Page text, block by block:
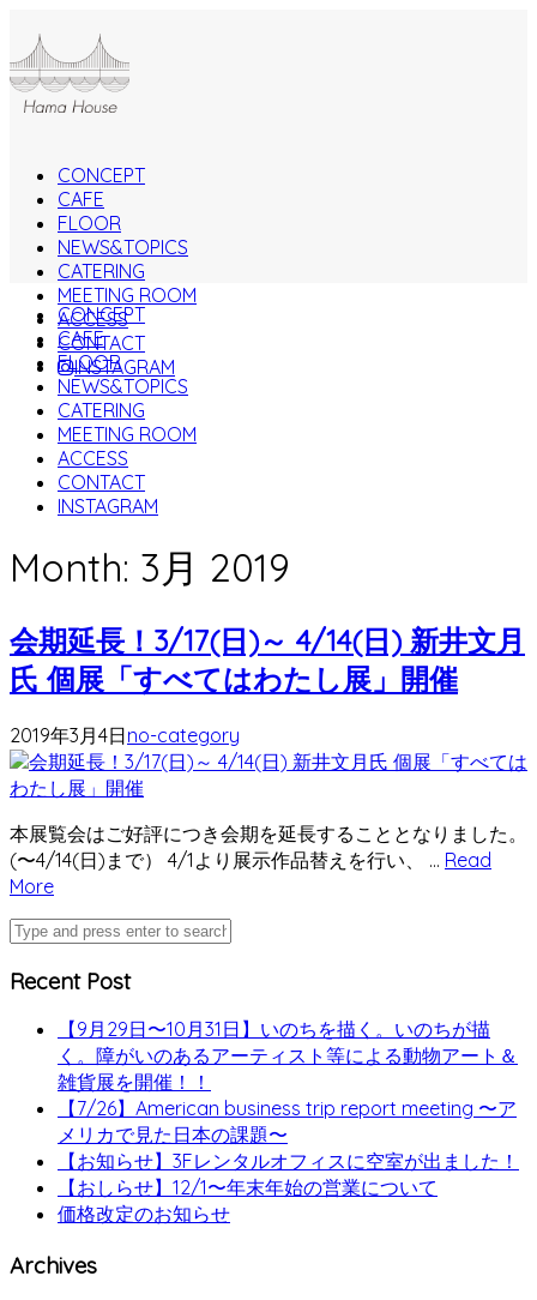
CONCEPT
CAFE
FLOOR
NEWS&TOPICS
CATERING
MEETING ROOM
ACCESS
CONTACT
INSTAGRAM
CONCEPT
CAFE
FLOOR
NEWS&TOPICS
CATERING
MEETING ROOM
ACCESS
CONTACT
INSTAGRAM
Month: 3月 2019
会期延長！3/17(日)～ 4/14(日) 新井文月
氏 個展「すべてはわたし展」開催
2019年3月4日no-category
本展覧会はご好評につき会期を延長することとなりました。
(〜4/14(日)まで） 4/1より展示作品替えを行い、 … Read
More
Recent Post
【9月29日〜10月31日】いのちを描く。いのちが描
く。障がいのあるアーティスト等による動物アート＆
雑貨展を開催！！
【7/26】American business trip report meeting 〜ア
メリカで見た日本の課題〜
【お知らせ】3Fレンタルオフィスに空室が出ました！
【おしらせ】12/1〜年末年始の営業について
価格改定のお知らせ
Archives